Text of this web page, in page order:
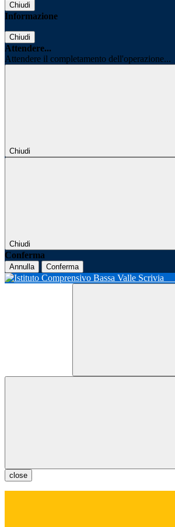
Chiudi
Informazione
Chiudi
Attendere...
Attendere il completamento dell'operazione...
Chiudi
Chiudi
Conferma
Annulla Conferma
close